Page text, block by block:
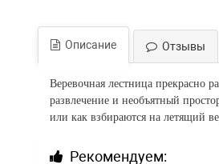
Описание Отзывы
Веревочная лестница прекрасно
развлечение и необъятный
или как взбираются на летящий
Рекомендуем: